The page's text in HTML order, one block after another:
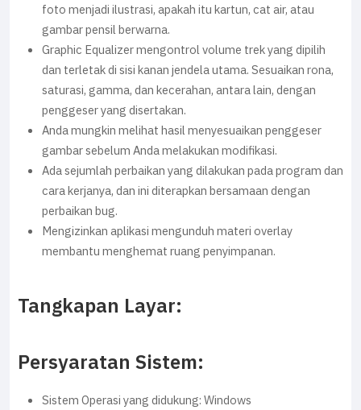
foto menjadi ilustrasi, apakah itu kartun, cat air, atau
gambar pensil berwarna.
Graphic Equalizer mengontrol volume trek yang dipilih
dan terletak di sisi kanan jendela utama. Sesuaikan rona,
saturasi, gamma, dan kecerahan, antara lain, dengan
penggeser yang disertakan.
Anda mungkin melihat hasil menyesuaikan penggeser
gambar sebelum Anda melakukan modifikasi.
Ada sejumlah perbaikan yang dilakukan pada program dan
cara kerjanya, dan ini diterapkan bersamaan dengan
perbaikan bug.
Mengizinkan aplikasi mengunduh materi overlay
membantu menghemat ruang penyimpanan.
Tangkapan Layar:
Persyaratan Sistem:
Sistem Operasi yang didukung: Windows